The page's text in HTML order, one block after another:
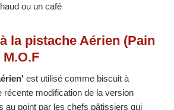
ou un café
la pistache Aérien (Pain
est utilisé comme biscuit à
récente modification de la version
au point par les chefs pâtissiers qui